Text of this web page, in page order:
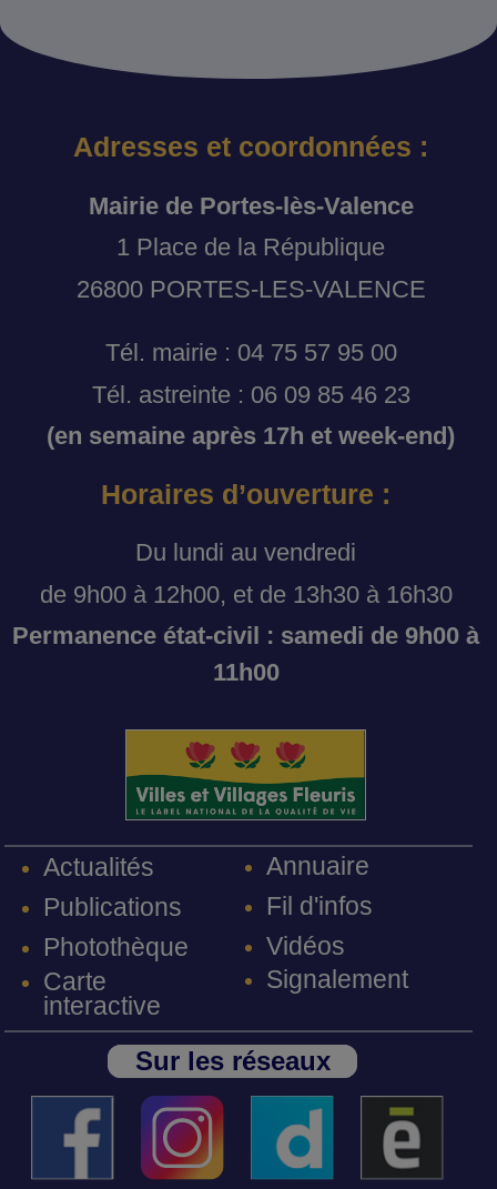
Adresses et coordonnées :
Mairie de Portes-lès-Valence
1 Place de la République
26800 PORTES-LES-VALENCE
Tél. mairie : 04 75 57 95 00
Tél. astreinte : 06 09 85 46 23
(en semaine après 17h et week-end)
Horaires d’ouverture :
Du lundi au vendredi
de 9h00 à 12h00, et de 13h30 à 16h30
Permanence état-civil : samedi de 9h00 à
11h00
Actualités
Publications
Photothèque
Carte
interactive
Annuaire
Fil d'infos
Vidéos
Signalement
Sur les réseaux